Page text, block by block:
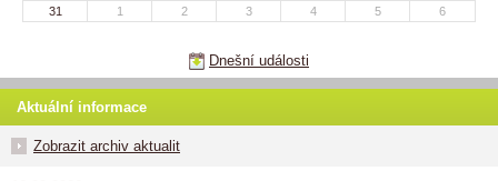
31
1 2 3 4 5 6
Dnešní události
Aktuální informace
Zobrazit archiv aktualit